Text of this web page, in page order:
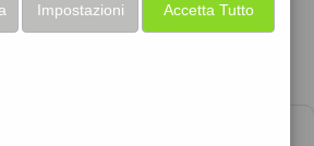
dettagli
Accetta Tutto
Impostazioni